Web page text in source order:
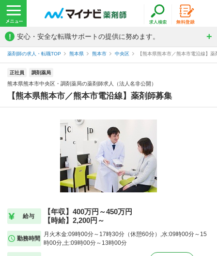
! 安心・安全な転職サポートの提供に努めます。
薬剤師の求人・転職TOP 熊本県 熊本市 中央区 【熊本県熊本市／熊本市電沿線】
正社員 調剤薬局
熊本県熊本市中央区・調剤薬局の薬剤師求人（法人名非公開）
【熊本県熊本市／熊本市電沿線】薬剤師募集
給与
【年収】400万円～450万円
【時給】2,200円～
勤務時間
月火木金:09時00分～17時30分（休憩60分）,水:09時00分～15
時00分,土:09時00分～13時00分